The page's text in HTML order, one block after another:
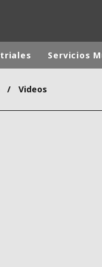
AUSTRALIA
Servicios
Videos